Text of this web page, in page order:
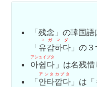
「残念」の韓国語
「유감하다
ユガマダ
」の
아쉽다
アシュイプタ
」は名残
「안타깝다
アンタカプタ
」は